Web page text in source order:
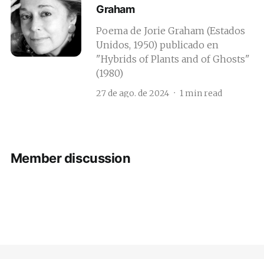
Graham
Poema de Jorie Graham (Estados
Unidos, 1950) publicado en
"Hybrids of Plants and of Ghosts"
(1980)
27 de ago. de 2024 1 min read
Member discussion